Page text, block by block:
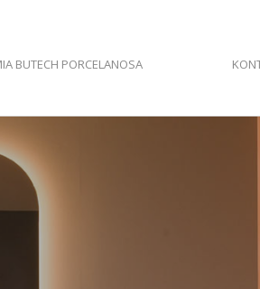
BUTECH PORCELANOSA